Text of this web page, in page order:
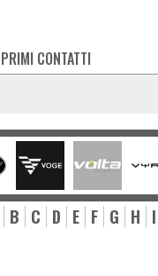
PRIMI CONTATTI
B C D E F G H I